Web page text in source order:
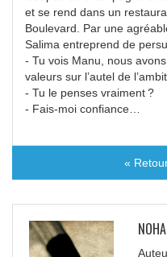
et se rend dans un
Boulevard. Par une
Salima entreprend de
- Tu vois Manu, nous
valeurs sur l’autel de
- Tu le penses vraiment ?
- Fais-moi confiance…
«